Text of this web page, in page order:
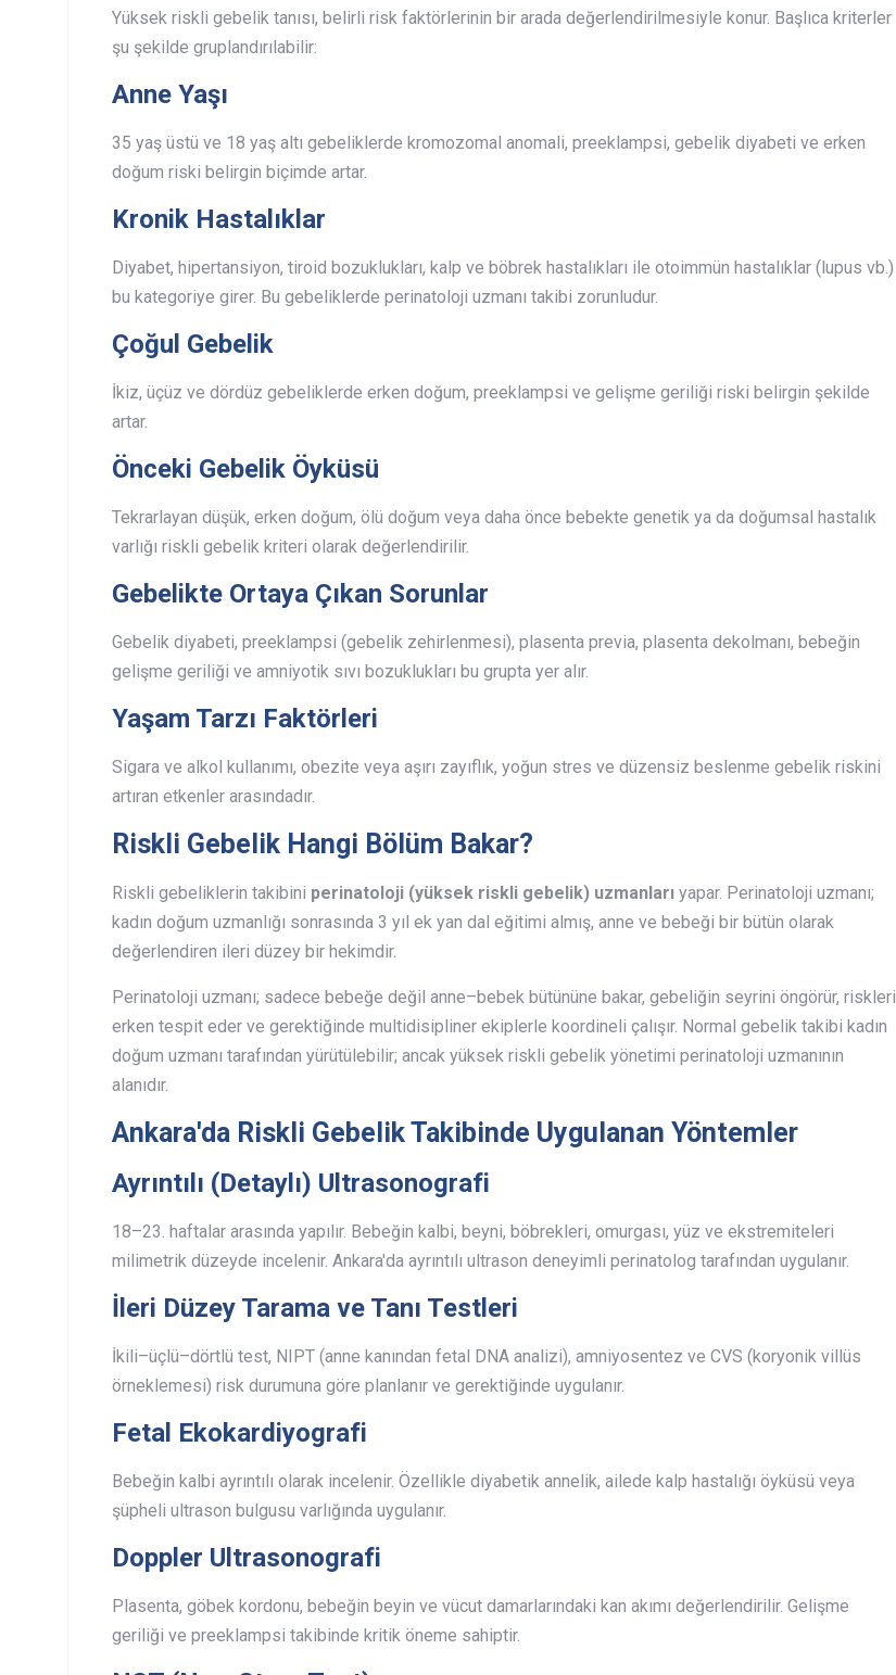
Yüksek riskli gebelik tanısı, belirli risk faktörlerinin bir arada değerlendirilmesiyle konur. Başlıca kriterler
şu şekilde gruplandırılabilir:
Anne Yaşı
35 yaş üstü ve 18 yaş altı gebeliklerde kromozomal anomali, preeklampsi, gebelik diyabeti ve erken
doğum riski belirgin biçimde artar.
Kronik Hastalıklar
Diyabet, hipertansiyon, tiroid bozuklukları, kalp ve böbrek hastalıkları ile otoimmün hastalıklar (lupus vb.)
bu kategoriye girer. Bu gebeliklerde perinatoloji uzmanı takibi zorunludur.
Çoğul Gebelik
İkiz, üçüz ve dördüz gebeliklerde erken doğum, preeklampsi ve gelişme geriliği riski belirgin şekilde
artar.
Önceki Gebelik Öyküsü
Tekrarlayan düşük, erken doğum, ölü doğum veya daha önce bebekte genetik ya da doğumsal hastalık
varlığı riskli gebelik kriteri olarak değerlendirilir.
Gebelikte Ortaya Çıkan Sorunlar
Gebelik diyabeti, preeklampsi (gebelik zehirlenmesi), plasenta previa, plasenta dekolmanı, bebeğin
gelişme geriliği ve amniyotik sıvı bozuklukları bu grupta yer alır.
Yaşam Tarzı Faktörleri
Sigara ve alkol kullanımı, obezite veya aşırı zayıflık, yoğun stres ve düzensiz beslenme gebelik riskini
artıran etkenler arasındadır.
Riskli Gebelik Hangi Bölüm Bakar?
Riskli gebeliklerin takibini perinatoloji (yüksek riskli gebelik) uzmanları yapar. Perinatoloji uzmanı;
kadın doğum uzmanlığı sonrasında 3 yıl ek yan dal eğitimi almış, anne ve bebeği bir bütün olarak
değerlendiren ileri düzey bir hekimdir.
Perinatoloji uzmanı; sadece bebeğe değil anne–bebek bütününe bakar, gebeliğin seyrini öngörür, riskleri
erken tespit eder ve gerektiğinde multidisipliner ekiplerle koordineli çalışır. Normal gebelik takibi kadın
doğum uzmanı tarafından yürütülebilir; ancak yüksek riskli gebelik yönetimi perinatoloji uzmanının
alanıdır.
Ankara'da Riskli Gebelik Takibinde Uygulanan Yöntemler
Ayrıntılı (Detaylı) Ultrasonografi
18–23. haftalar arasında yapılır. Bebeğin kalbi, beyni, böbrekleri, omurgası, yüz ve ekstremiteleri
milimetrik düzeyde incelenir. Ankara'da ayrıntılı ultrason deneyimli perinatolog tarafından uygulanır.
İleri Düzey Tarama ve Tanı Testleri
İkili–üçlü–dörtlü test, NIPT (anne kanından fetal DNA analizi), amniyosentez ve CVS (koryonik villüs
örneklemesi) risk durumuna göre planlanır ve gerektiğinde uygulanır.
Fetal Ekokardiyografi
Bebeğin kalbi ayrıntılı olarak incelenir. Özellikle diyabetik annelik, ailede kalp hastalığı öyküsü veya
şüpheli ultrason bulgusu varlığında uygulanır.
Doppler Ultrasonografi
Plasenta, göbek kordonu, bebeğin beyin ve vücut damarlarındaki kan akımı değerlendirilir. Gelişme
geriliği ve preeklampsi takibinde kritik öneme sahiptir.